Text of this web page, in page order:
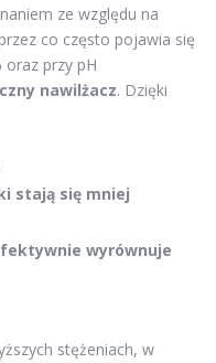
ze względu na
co często pojawia się
oraz przy pH
nawilżacz. Dzięki
stają się mniej
wyrównuje
stężeniach, w